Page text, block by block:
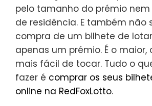
pelo tamanho do prémio nem
de residência. E também não
compra de um bilhete de
apenas um prémio. É o maior,
mais fácil de tocar. Tudo o
fazer é comprar os seus
online na RedFoxLotto.